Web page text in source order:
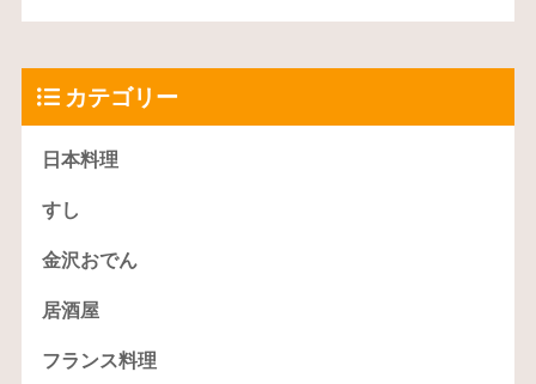
カテゴリー
日本料理
すし
金沢おでん
居酒屋
フランス料理